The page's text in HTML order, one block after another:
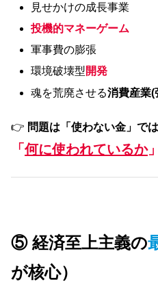
見せかけの成長事業
投機的マネーゲーム
軍事費の膨張
環境破壊型開発
魂を荒廃させる消費産業(
👉 問題は「使わない金」では
「何に使われているか」
⑤ 経済至上主義の
が核心）